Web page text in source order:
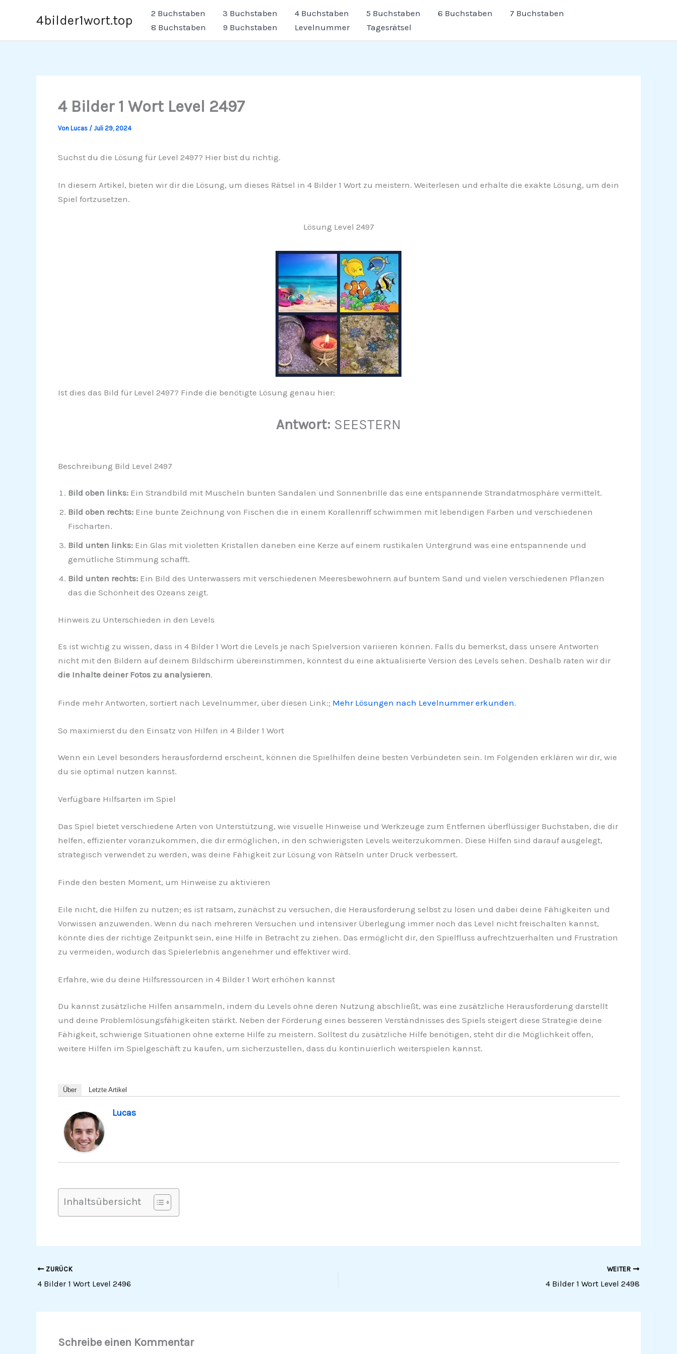
4bilder1wort.top 2 Buchstaben 3 Buchstaben 4 Buchstaben 5 Buchstaben 6 Buchstaben
7 Buchstaben
8 Buchstaben
9 Buchstaben Levelnummer Tagesrätsel
4 Bilder 1 Wort Level 2497
Von Lucas / Juli 29, 2024
Suchst du die Lösung für Level 2497? Hier bist du richtig.
In diesem Artikel, bieten wir dir die Lösung, um dieses Rätsel in 4 Bilder 1 Wort zu meistern. Weiterlesen und erhalte die exakte Lösung, um dein
Spiel fortzusetzen.
Lösung Level 2497
Ist dies das Bild für Level 2497? Finde die benötigte Lösung genau hier:
Antwort: SEESTERN
Beschreibung Bild Level 2497
Bild oben links:Ein Strandbild mit Muscheln bunten Sandalen und Sonnenbrille das eine entspannende Strandatmosphäre vermittelt.
Bild oben rechts:Eine bunte Zeichnung von Fischen die in einem Korallenriff schwimmen mit lebendigen Farben und verschiedenen
Fischarten.
Bild unten links:Ein Glas mit violetten Kristallen daneben eine Kerze auf einem rustikalen Untergrund was eine entspannende und
gemütliche Stimmung schafft.
Bild unten rechts:Ein Bild des Unterwassers mit verschiedenen Meeresbewohnern auf buntem Sand und vielen verschiedenen Pflanzen
das die Schönheit des Ozeans zeigt.
Hinweis zu Unterschieden in den Levels
Es ist wichtig zu wissen, dass in 4 Bilder 1 Wort die Levels je nach Spielversion variieren können. Falls du bemerkst, dass unsere Antworten
nicht mit den Bildern auf deinem Bildschirm übereinstimmen, könntest du eine aktualisierte Version des Levels sehen. Deshalb raten wir dir
die Inhalte deiner Fotos zu analysieren.
Finde mehr Antworten, sortiert nach Levelnummer, über diesen Link:; Mehr Lösungen nach Levelnummer erkunden.
So maximierst du den Einsatz von Hilfen in 4 Bilder 1 Wort
Wenn ein Level besonders herausfordernd erscheint, können die Spielhilfen deine besten Verbündeten sein. Im Folgenden erklären wir dir, wie
du sie optimal nutzen kannst.
Verfügbare Hilfsarten im Spiel
Das Spiel bietet verschiedene Arten von Unterstützung, wie visuelle Hinweise und Werkzeuge zum Entfernen überflüssiger Buchstaben, die dir
helfen, effizienter voranzukommen, die dir ermöglichen, in den schwierigsten Levels weiterzukommen. Diese Hilfen sind darauf ausgelegt,
strategisch verwendet zu werden, was deine Fähigkeit zur Lösung von Rätseln unter Druck verbessert.
Finde den besten Moment, um Hinweise zu aktivieren
Eile nicht, die Hilfen zu nutzen; es ist ratsam, zunächst zu versuchen, die Herausforderung selbst zu lösen und dabei deine Fähigkeiten und
Vorwissen anzuwenden. Wenn du nach mehreren Versuchen und intensiver Überlegung immer noch das Level nicht freischalten kannst,
könnte dies der richtige Zeitpunkt sein, eine Hilfe in Betracht zu ziehen. Das ermöglicht dir, den Spielfluss aufrechtzuerhalten und Frustration
zu vermeiden, wodurch das Spielerlebnis angenehmer und effektiver wird.
Erfahre, wie du deine Hilfsressourcen in 4 Bilder 1 Wort erhöhen kannst
Du kannst zusätzliche Hilfen ansammeln, indem du Levels ohne deren Nutzung abschließt, was eine zusätzliche Herausforderung darstellt
und deine Problemlösungsfähigkeiten stärkt. Neben der Förderung eines besseren Verständnisses des Spiels steigert diese Strategie deine
Fähigkeit, schwierige Situationen ohne externe Hilfe zu meistern. Solltest du zusätzliche Hilfe benötigen, steht dir die Möglichkeit offen,
weitere Hilfen im Spielgeschäft zu kaufen, um sicherzustellen, dass du kontinuierlich weiterspielen kannst.
Über Letzte Artikel
Lucas
Inhaltsübersicht
ZURÜCK
4 Bilder 1 Wort Level 2496
WEITER
4 Bilder 1 Wort Level 2498
Schreibe einen Kommentar